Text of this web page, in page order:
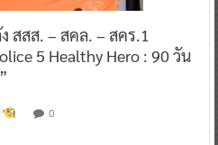
สสส. – สคล. – สคร.1
5 Healthy Hero : 90 วัน
0